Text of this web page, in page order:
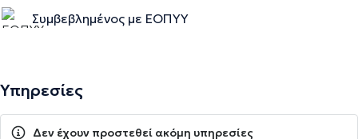
Συμβεβλημένος με ΕΟΠΥΥ
Υπηρεσίες
Δεν έχουν προστεθεί ακόμη υπηρεσίες